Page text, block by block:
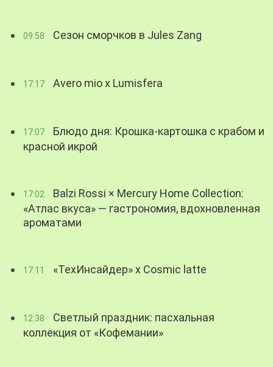
09:58 Сезон сморчков в Jules Zang
17:17 Avero mio x Lumisfera
17:07
Блюдо дня: Крошка-картошка с крабом и
красной икрой
17:02
Balzi Rossi × Mercury Home Collection:
«Атлас вкуса» — гастрономия, вдохновленная
ароматами
17:11 «ТехИнсайдер» х Cosmic latte
12:38
Светлый праздник: пасхальная
коллекция от «Кофемании»